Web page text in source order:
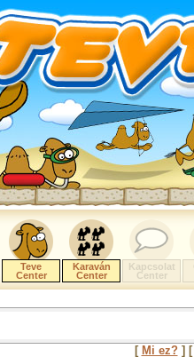
Teve
Center
Karaván
Center
Kapcsolat
Center
[ Mi ez?]